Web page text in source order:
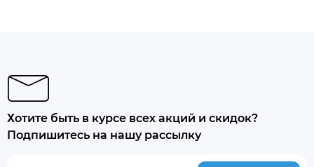
Хотите быть в курсе всех акций и скидок?
Подпишитесь на нашу рассылку